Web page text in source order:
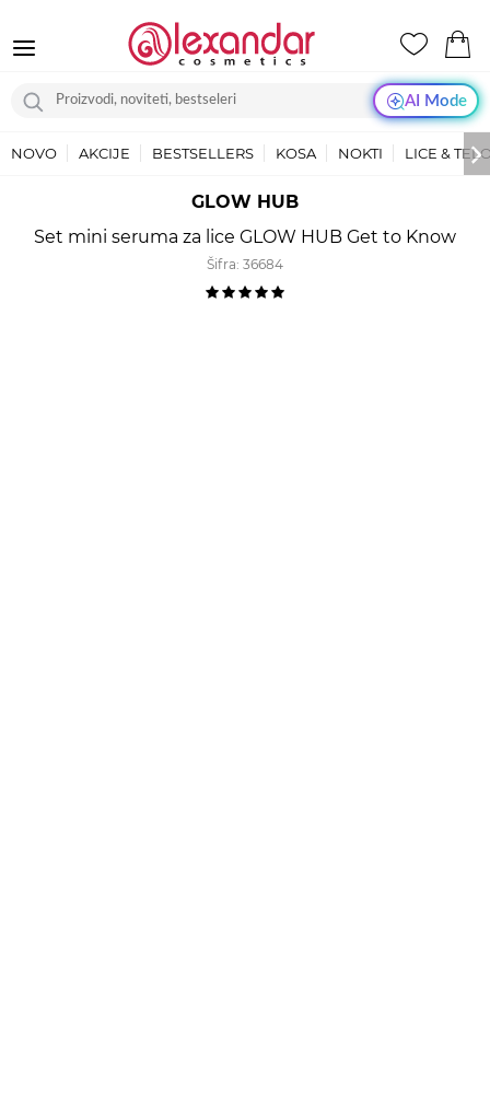
AI Mode
NOVO AKCIJE BESTSELLERS KOSA NOKTI LICE &
GLOW HUB
Set mini seruma za lice GLOW HUB Get to Know
Šifra: 36684